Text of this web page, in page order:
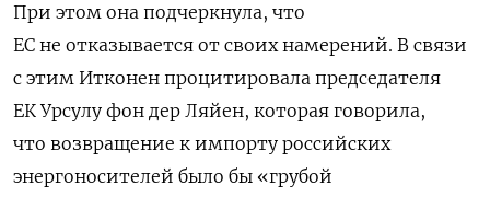
При этом она подчеркнула, что
ЕС не отказывается от своих намерений. В связи
с этим Итконен процитировала председателя
ЕК Урсулу фон дер Ляйен, которая говорила,
что возвращение к импорту российских
энергоносителей было бы «грубой